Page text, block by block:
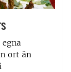
ort än